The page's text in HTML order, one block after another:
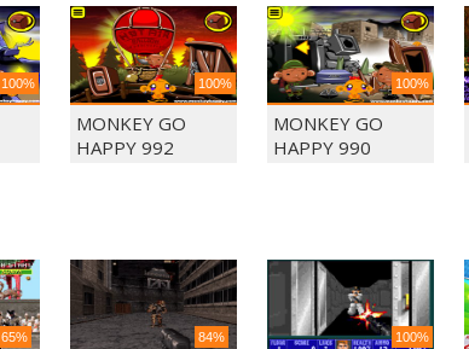
100% 100%
MONKEY GO
HAPPY 992
100%
MONKEY GO
HAPPY 990
65% 84% 100%